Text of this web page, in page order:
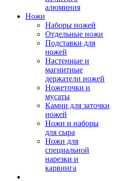
алюминия
Ножи
Наборы ножей
Отдельные ножи
Подставки для
ножей
Настенные и
магнитные
держатели ножей
Ножеточки и
мусаты
Камни для заточки
ножей
Ножи и наборы
для сыра
Ножи для
специальной
нарезки и
карвинга